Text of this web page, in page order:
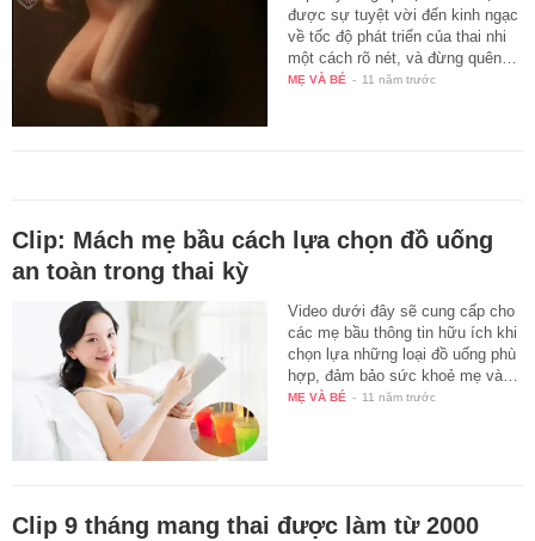
được sự tuyệt vời đến kinh ngạc
về tốc độ phát triển của thai nhi
một cách rõ nét, và đừng quên…
MẸ VÀ BÉ - 11 năm trước
Clip: Mách mẹ bầu cách lựa chọn đồ uống
an toàn trong thai kỳ
Video dưới đây sẽ cung cấp cho
các mẹ bầu thông tin hữu ích khi
chọn lựa những loại đồ uống phù
hợp, đảm bảo sức khoẻ mẹ và…
MẸ VÀ BÉ - 11 năm trước
Clip 9 tháng mang thai được làm từ 2000